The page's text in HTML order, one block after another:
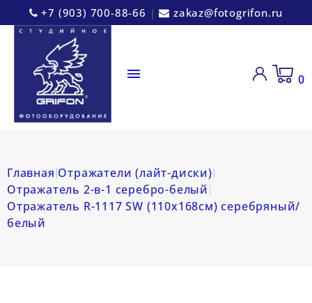
+7 (903) 700-88-66 | zakaz@fotogrifon.ru
 0
Главная Отражатели (лайт-диски)
Отражатель 2-в-1 серебро-белый
Отражатель R-1117 SW (110x168см) серебряный/
белый